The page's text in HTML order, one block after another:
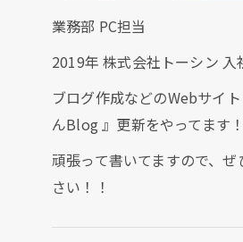
業務部 PC担当
2019年 株式会社トーシン 入
ブログ作成などのWebサイ
んBlog 』更新をやってます！
頑張って書いてますので、ぜ
さい！！